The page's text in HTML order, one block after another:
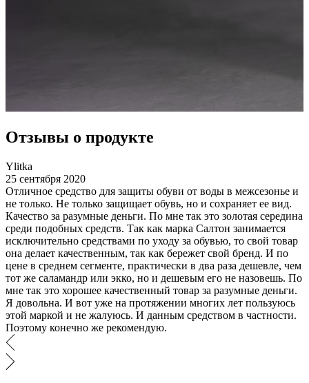
Отзывы о продукте
Ylitka
25 сентября 2020
Отличное средство для защиты обуви от воды в межсезонье и
не только. Не только защищает обувь, но и сохраняет ее вид.
Качество за разумные деньги. По мне так это золотая середина
среди подобных средств. Так как марка Салтон занимается
исключительно средствами по уходу за обувью, то свой товар
она делает качественным, так как бережет свой бренд. И по
цене в среднем сегменте, практически в два раза дешевле, чем
тот же саламандр или экко, но и дешевым его не назовешь. По
мне так это хорошее качественный товар за разумные деньги.
Я довольна. И вот уже на протяжении многих лет пользуюсь
этой маркой и не жалуюсь. И данным средством в частности.
Поэтому конечно же рекомендую.